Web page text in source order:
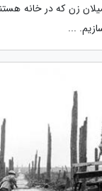
زن که در خانه
...